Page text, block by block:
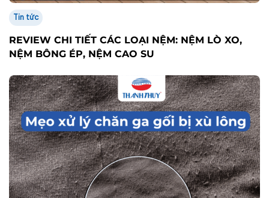
Tin tức
REVIEW CHI TIẾT CÁC LOẠI NỆM: NỆM LÒ XO,
NỆM BÔNG ÉP, NỆM CAO SU